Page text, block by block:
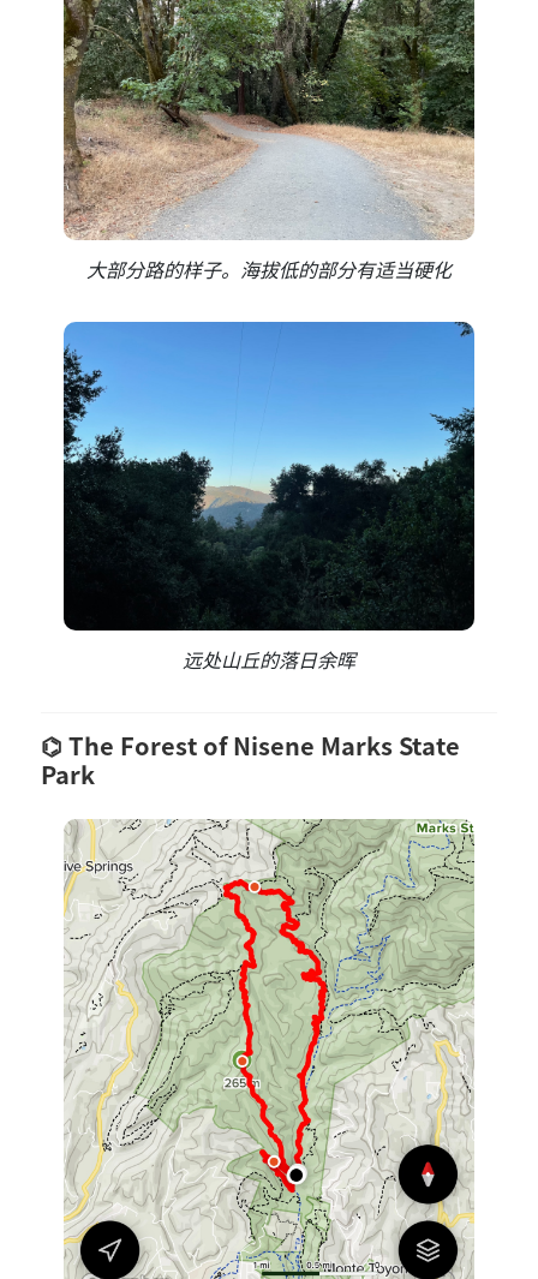
大部分路的样子。海拔低的部分有适当硬化
远处山丘的落日余晖
The Forest of Nisene Marks State
Park